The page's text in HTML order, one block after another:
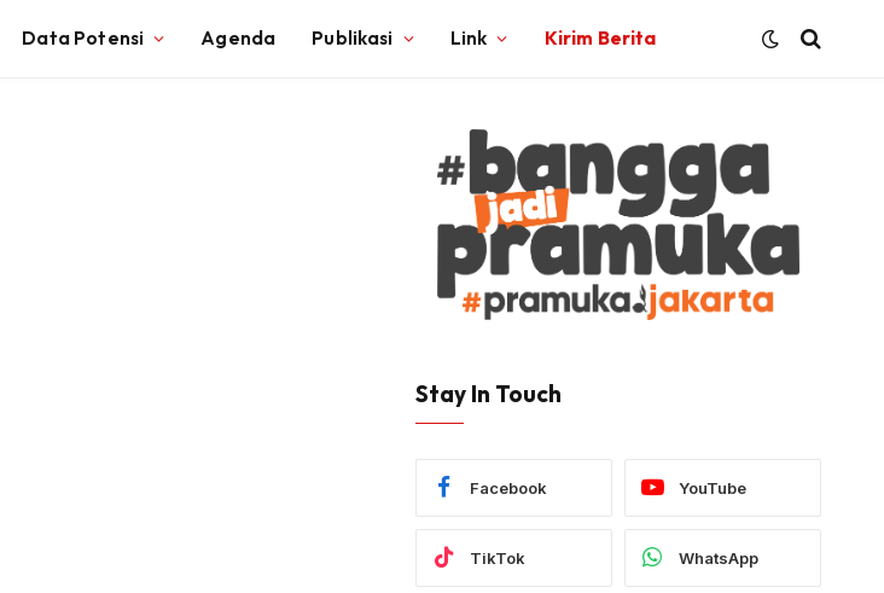
Data Potensi Agenda Publikasi Link Kirim Berita
Stay In Touch
Facebook YouTube
TikTok WhatsApp